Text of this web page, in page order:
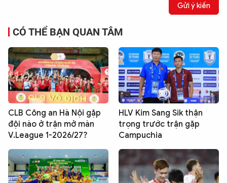
Gửi ý kiến
CÓ THỂ BẠN QUAN TÂM
CLB Công an Hà Nội gặp
đội nào ở trận mở màn
V.League 1-2026/27?
HLV Kim Sang Sik thận
trọng trước trận gặp
Campuchia